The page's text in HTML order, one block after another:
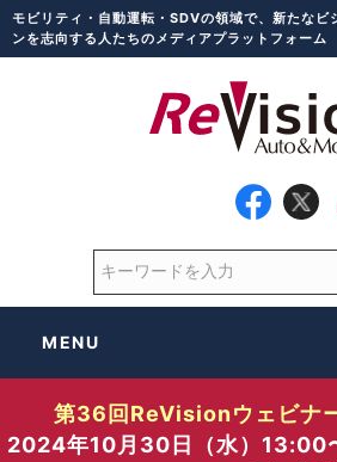
モビリティ・自動運転・SDVの領域で、新たなビ
ンを志向する人たちのメディアプラットフォーム
MENU
第36回ReVisionウェビナ
2024年10月30日（水）